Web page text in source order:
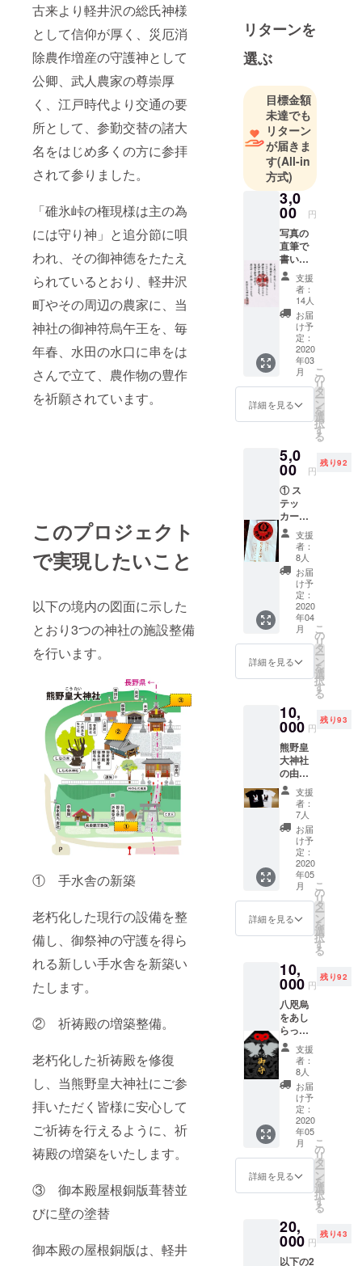
古来より軽井沢の総氏神様
として信仰が厚く、災厄消
除農作増産の守護神として
公卿、武人農家の尊崇厚
く、江戸時代より交通の要
所として、参勤交替の諸大
名をはじめ多くの方に参拝
されて参りました。
「碓氷峠の権現様は主の為
には守り神」と追分節に唄
われ、その御神徳をたたえ
られているとおり、軽井沢
町やその周辺の農家に、当
神社の御神符烏午王を、毎
年春、水田の水口に串をは
さんで立て、農作物の豊作
を祈願されています。
このプロジェクト
で実現したいこと
以下の境内の図面に示した
とおり3つの神社の施設整備
を行います。
① 手水舎の新築
老朽化した現行の設備を整
備し、御祭神の守護を得ら
れる新しい手水舎を新築い
たします。
② 祈祷殿の増築整備。
老朽化した祈祷殿を修復
し、当熊野皇大神社にご参
拝いただく皆様に安心して
ご祈祷を行えるように、祈
祷殿の増築をいたします。
③ 御本殿屋根銅版葺替並
びに壁の塗替
御本殿の屋根銅版は、軽井
また、当神
社は、全国
的にも珍し
い県境、お
社の中央で
長野県と群
馬県に分か
れた神社で
す。ですの
で、一つの
神社であり
ながら２つ
の宗教法人
がけんざい
し長野県熊
野皇大神社
と群馬県熊
野神社に分
かれており
ます。その
為、神社を
お護りする
宮司も２人
れ神社のお
祀りを行っ
ており、御
祈祷・お守
り・社務所
も別になっ
ておりま
【当神社は
長野県、軽
井沢の氏
神、長野県
社です】
リターンを
選ぶ
目標金額
未達でも
リターン
が届きま
す(All-in
方式)
3,0
00 円
写真の
直筆で
書いた
お礼状
を、ご
支援い
ただき
ました
みなさ
まに祈
祷を奉
仕し、
神さま
のご守
護をい
ただけ
に願い
求める
神事を
行っ
て、
メール
にて送
らせて
いただ
きま
す。
支援
者：
14人
お届
け予
定：
2020
年03
月
詳細を見る
こ
の
リ
タ
ー
ン
を
選
択
す
る
5,0
00 円
残り92
① ス
テッ
カー
（交通
安全）
②お守
りとし
てスマ
ホの待
受にお
使いい
ただけ
る本神
社特製
の画像
以上2点
支援い
ただき
ました
みなさ
まに祈
祷を奉
仕し、
神さま
のご守
護をい
ただけ
るよう
に願い
求める
神事を
行って
お送り
は、通
常は御
守、ス
テッ
カーな
どの通
販は一
切して
おりま
せん。
本クラ
ウド
ファン
ドのみ
の特典
になり
ます。
支援
者：
8人
お届
け予
定：
2020
年04
月
詳細を見る
こ
の
リ
タ
ー
ン
を
選
択
す
る
10,
000 円
残り93
熊野皇
大神社
の由緒
正しき
八咫烏
の紋を
アレン
ジしたT
シャツ
です。
白と黒
の二色
をご用
意し、
本クラ
ウド
ドのみ
でのご
提供に
なりま
す。ご
支援い
ただき
ました
みなさ
まに祈
祷を奉
仕し、
神さま
のご守
護をい
ただけ
るよう
行って
お送り
いたし
支援
者：
7人
お届
け予
定：
2020
年05
月
詳細を見る
こ
の
リ
タ
ー
ン
を
選
択
す
る
10,
000 円
残り92
八咫烏
をあし
らっ
た、大
型のお
守り(A4
サイズ)
です。
今回の
クラウ
ドファ
ンドの
リター
ンだけ
の非売
品にな
す。ご
支援い
ただき
ました
支援
者：
8人
お届
け予
定：
2020
年05
月
詳細を見る
こ
の
リ
タ
ー
ン
を
選
択
す
る
20,
000 円
残り43
以下の2